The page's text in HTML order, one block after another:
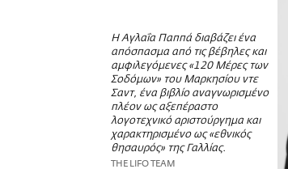
Η Αγλαΐα Παππά διαβάζει ένα
απόσπασμα από τις βέβηλες και
αμφιλεγόμενες «120 Μέρες των
Σοδόμων» του Μαρκησίου ντε
Σαντ, ένα βιβλίο αναγνωρισμένο
πλέον ως αξεπέραστο
λογοτεχνικό αριστούργημα και
χαρακτηρισμένο ως «εθνικός
θησαυρός» της Γαλλίας.
THE LIFO TEAM